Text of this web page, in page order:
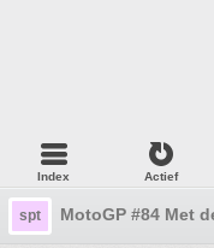
Index Actief
spt MotoGP #84 Met